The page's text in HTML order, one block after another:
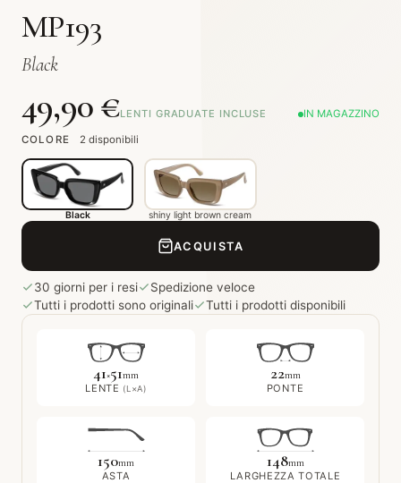
MP193
Black
49,90 €LENTI GRADUATE INCLUSE IN MAGAZZINO
COLORE 2 disponibili
Black shiny light brown cream
ACQUISTA
30 giorni per i resi
Spedizione veloce
Tutti i prodotti sono originali
Tutti i prodotti disponibili
41×51mm
LENTE (L×A)
22mm
PONTE
150mm
ASTA
148mm
LARGHEZZA TOTALE